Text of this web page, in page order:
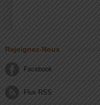
Rejoignez-Nous
Facebook
Flux RSS